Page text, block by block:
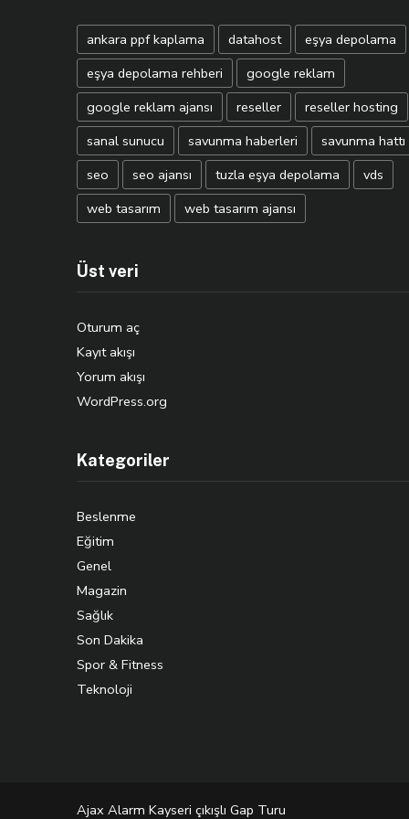
ankara ppf kaplama datahost
eşya depolama
eşya depolama rehberi
google reklam
google reklam ajansı
reseller
reseller hosting
sanal sunucu
savunma haberleri
savunma hattı
seo
seo ajansı tuzla eşya depolama
vds
web tasarım
web tasarım ajansı
Üst veri
Oturum aç
Kayıt akışı
Yorum akışı
WordPress.org
Kategoriler
Beslenme
Eğitim
Genel
Magazin
Sağlık
Son Dakika
Spor & Fitness
Teknoloji
Ajax Alarm Kayseri çıkışlı Gap Turu